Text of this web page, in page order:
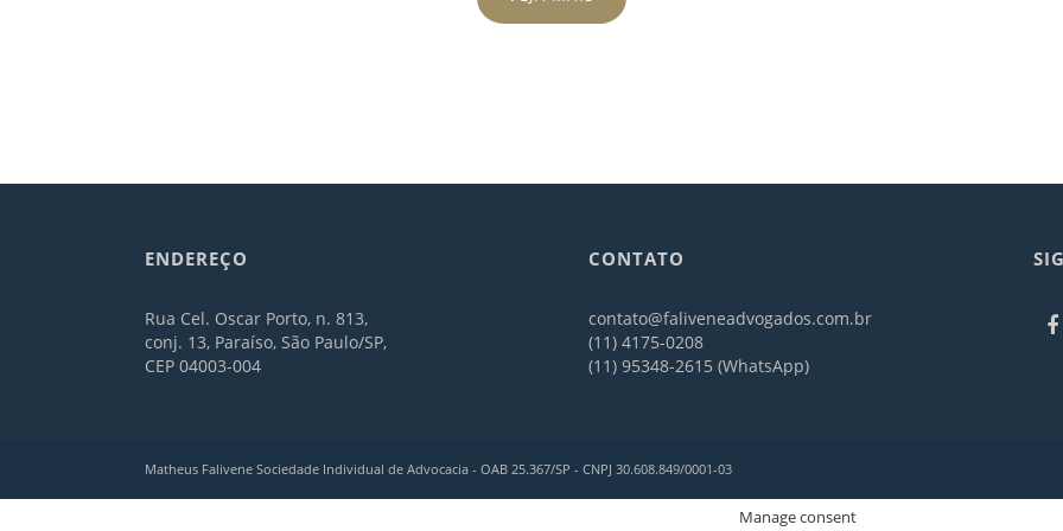
ENDEREÇO
Rua Cel. Oscar Porto, n. 813,
conj. 13, Paraíso, São Paulo/SP,
CEP 04003-004
CONTATO
contato@faliveneadvogados.com.br
(11) 4175-0208
(11) 95348-2615 (WhatsApp)
Matheus Falivene Sociedade Individual de Advocacia - OAB 25.367/SP - CNPJ 30.608.849/0001-03
Manage consent